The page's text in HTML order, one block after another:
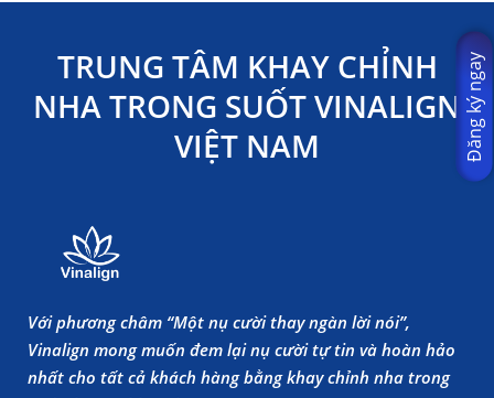
TRUNG TÂM KHAY CHỈNH
NHA TRONG SUỐT VINALIGN
VIỆT NAM
Với phương châm “Một nụ cười thay ngàn lời nói”,
Vinalign mong muốn đem lại nụ cười tự tin và hoàn hảo
nhất cho tất cả khách hàng bằng khay chỉnh nha trong
Đăng ký ngay